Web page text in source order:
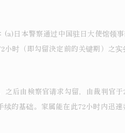
日本警察通过中国驻日大使馆领
时（即勾留決定前的关键期）之
之后由検察官请求勾留，由裁判官
的基础。家属能在此72小时内迅